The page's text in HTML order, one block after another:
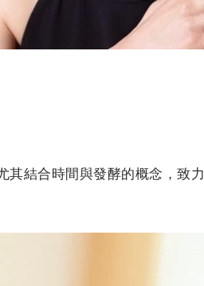
其結合時間與發酵的概念，致力